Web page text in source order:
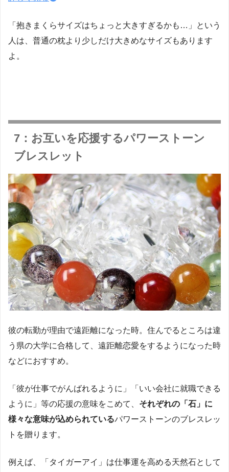
「抱きまくらサイズはちょっと大きすぎるかも…」という
人は、普通の枕より少しだけ大きめなサイズもあります
よ。
7：お互いを応援するパワーストーン
ブレスレット
彼の転勤が理由で遠距離になった時。住んでるところは違
う県の大学に合格して、遠距離恋愛をするようになった時
などにおすすめ。
「彼が仕事でがんばれるように」「いい会社に就職できる
ように」等の応援の意味をこめて、 それぞれの「石」に
様々な意味が込められているパワーストーンのブレスレッ
トを贈ります。
例えば、「タイガーアイ」は仕事運を高める天然石として